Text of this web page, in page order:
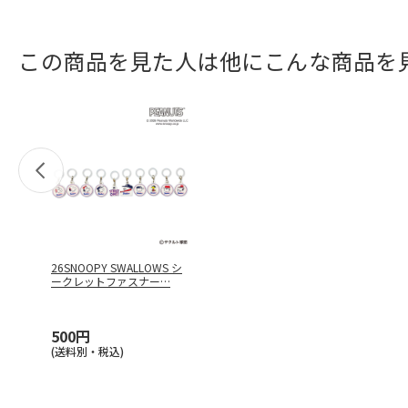
この商品を見た人は他にこんな商品を
26SNOOPY SWALLOWS シ
ークレットファスナー…
500円
(送料別・税込)